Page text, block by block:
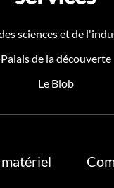
sciences et de
Palais de la découverte
Le Blob
matériel